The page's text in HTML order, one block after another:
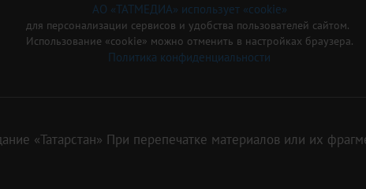
АО «ТАТМЕДИА» использует «cookie»
для персонализации сервисов и удобства пользователей сайтом.
Использование «cookie» можно отменить в настройках браузера.
Политика конфиденциальности
«Татарстан» При перепечатке материалов или их